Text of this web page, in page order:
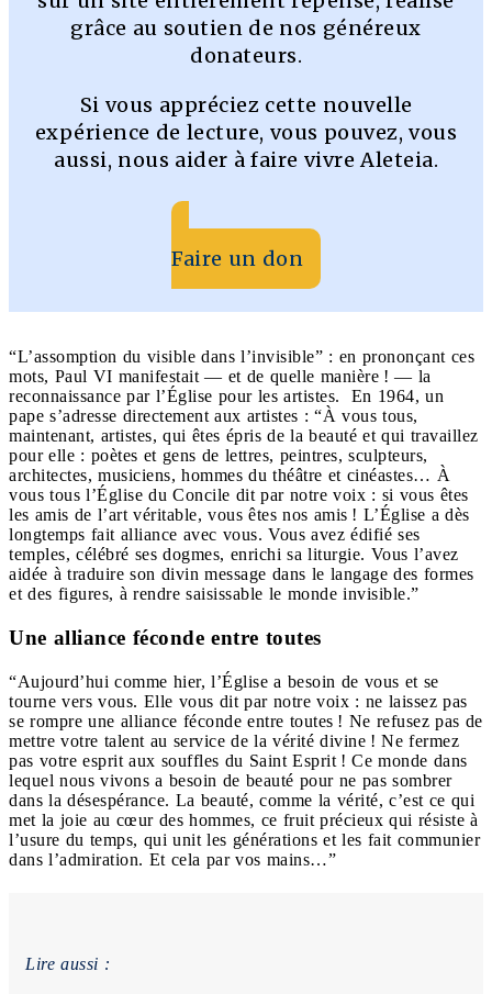
grâce au soutien de nos généreux
donateurs.
Si vous appréciez cette nouvelle
expérience de lecture, vous pouvez, vous
aussi, nous aider à faire vivre Aleteia.
Faire un don
“L’assomption du visible dans l’invisible” : en prononçant ces
mots, Paul VI manifestait — et de quelle manière ! — la
reconnaissance par l’Église pour les artistes. En 1964, un
pape s’adresse directement aux artistes : “À vous tous,
maintenant, artistes, qui êtes épris de la beauté et qui travaillez
pour elle : poètes et gens de lettres, peintres, sculpteurs,
architectes, musiciens, hommes du théâtre et cinéastes… À
vous tous l’Église du Concile dit par notre voix : si vous êtes
les amis de l’art véritable, vous êtes nos amis ! L’Église a dès
longtemps fait alliance avec vous. Vous avez édifié ses
temples, célébré ses dogmes, enrichi sa liturgie. Vous l’avez
aidée à traduire son divin message dans le langage des formes
et des figures, à rendre saisissable le monde invisible.”
Une alliance féconde entre toutes
“Aujourd’hui comme hier, l’Église a besoin de vous et se
tourne vers vous. Elle vous dit par notre voix : ne laissez pas
se rompre une alliance féconde entre toutes ! Ne refusez pas de
mettre votre talent au service de la vérité divine ! Ne fermez
pas votre esprit aux souffles du Saint Esprit ! Ce monde dans
lequel nous vivons a besoin de beauté pour ne pas sombrer
dans la désespérance. La beauté, comme la vérité, c’est ce qui
met la joie au cœur des hommes, ce fruit précieux qui résiste à
l’usure du temps, qui unit les générations et les fait communier
dans l’admiration. Et cela par vos mains…”
Lire aussi :